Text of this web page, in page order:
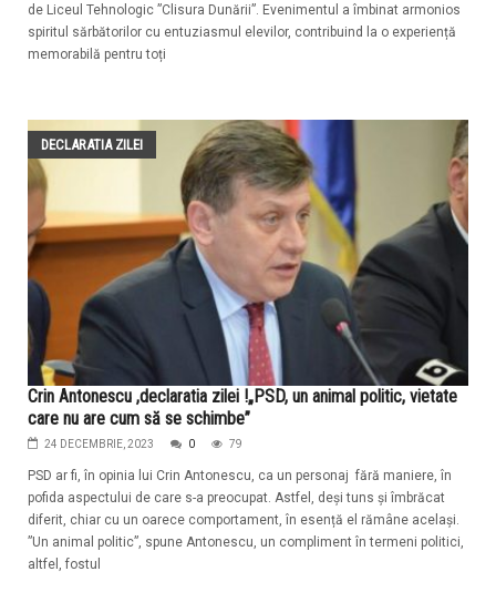
de Liceul Tehnologic ”Clisura Dunării”. Evenimentul a îmbinat armonios
spiritul sărbătorilor cu entuziasmul elevilor, contribuind la o experiență
memorabilă pentru toți
DECLARATIA ZILEI
Crin Antonescu ,declaratia zilei !„PSD, un animal politic, vietate
care nu are cum să se schimbe”
24 DECEMBRIE, 2023 0 79
PSD ar fi, în opinia lui Crin Antonescu, ca un personaj fără maniere, în
pofida aspectului de care s-a preocupat. Astfel, deși tuns și îmbrăcat
diferit, chiar cu un oarece comportament, în esență el rămâne același.
”Un animal politic”, spune Antonescu, un compliment în termeni politici,
altfel, fostul